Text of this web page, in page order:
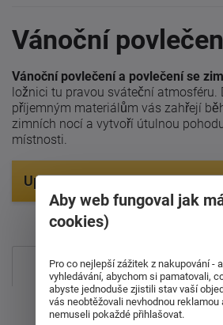
Vánoční
Vánoční povlečení a povlečení se
ložnici tu pravou sváteční atmosféru.
příjemným materiálům vás zahřejí
zimních nocí a vytvoří útulnou
místnosti.
Upřesnit parametry
Nejprodávanější
Od nejdražšího
Aby web fungoval jak
cookies)
Pro co nejlepší zážitek z nakupování -
vyhledávání, abychom si pamatovali,
abyste jednoduše zjistili stav vaší
vás neobtěžovali nevhodnou reklamou
nemuseli pokaždé přihlašovat.